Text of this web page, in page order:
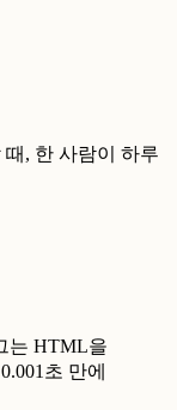
, 한 사람이 하루
는 HTML을
초 만에